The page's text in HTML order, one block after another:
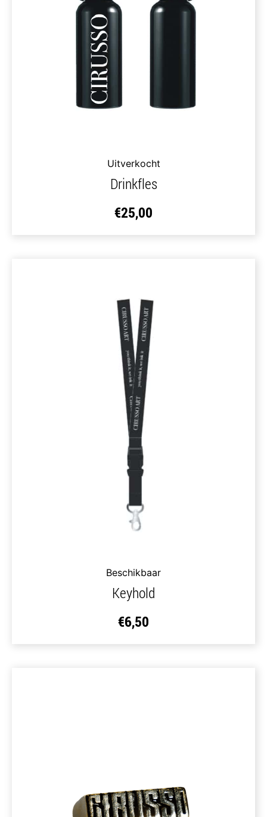
Uitverkocht
Drinkfles
€25,00
Beschikbaar
Keyhold
€6,50